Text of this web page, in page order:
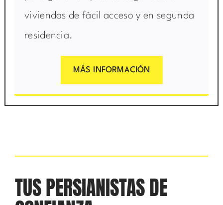
viviendas de fácil acceso y en segunda
residencia.
MÁS INFORMACIÓN
TUS PERSIANISTAS DE